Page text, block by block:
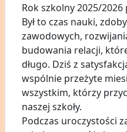
Rok szkolny 2025/
Był to czas nauki,
zawodowych,
budowania relacji,
długo. Dziś z
wspólnie przeżyte
wszystkim, którzy
naszej szkoły.
Podczas uroczystości